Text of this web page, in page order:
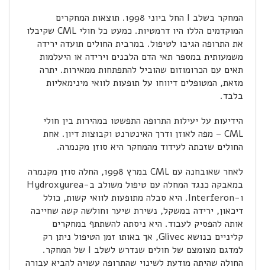
המחקר בשלב I החל ביוני 1998. תוצאות המחקרים
המוקדמים הללו היו דרמטיות. כמעט כל חולי CML שקיבלו
את התרופה הגיבו לטיפול. במרבית החולים תועדה ירידה
משמעותית במספר תאי הדם הלבנים וירידה או היעלמות
תאים עם הכרומוזום שהוביל להתפתחות ממאירות. יתרה
מזאת, המטופלים דיווחו על תופעות לוואי מינימאליות
בלבד.
הידיעות על יעילות התרופה התפשטו במהירות בין חולי
CML – מפה לאוזן ודרך האינטרנט וקבוצות דיון. אחת
החולים שזכתה לעידוד מהמחקר היא סוזן מקנמרה.
לאחר שאובחנה עם CML במרץ 1998, החלה סוזן מקנמרה
במאבקה כנגד המחלה עם טיפול משולב ב-Hydroxyurea
ו-Interferon. היא סבלה מתופעות לוואי קשות, כולל
דיכאון, ירידה במשקל, נשירת שיער וחולשה קשה שחייבה
אותה להפסיק לעבוד. היא ניסתה להשתתף במחקרים
קליניים בנושא Glivec, אך באותו זמן הטיפול ניתן רק
למדגם מצומצם של חולים שנדרש לשלב I של המחקר.
החולה שהיתה מודעת לשינוי שהתרופה עשויה להביא עבורה